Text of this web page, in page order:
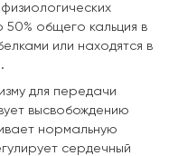
общего кальция в
или находятся в
для передачи
высвобождению
нормальную
сердечный